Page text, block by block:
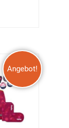
Angebot!